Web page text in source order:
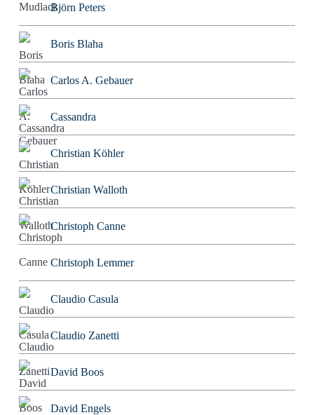
Björn Peters
Boris Blaha
Carlos A. Gebauer
Cassandra
Christian Köhler
Christian Walloth
Christoph Canne
Christoph Lemmer
Claudio Casula
Claudio Zanetti
David Boos
David Engels